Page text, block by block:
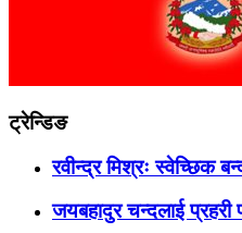
ट्रेन्डिङ
रवीन्द्र मिश्रः स्वेच्छिक
जयबहादुर चन्दलाई